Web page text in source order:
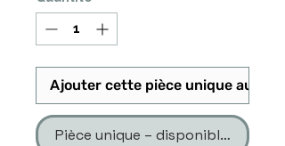
Ajouter cette pièce unique au
Pièce unique – disponible en un